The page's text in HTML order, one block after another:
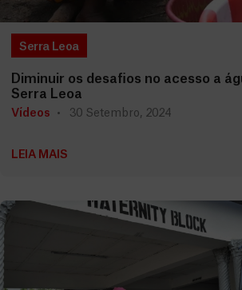
Serra Leoa
Diminuir os desafios no acesso a
Serra Leoa
Vídeos 30 Setembro, 2024
LEIA MAIS